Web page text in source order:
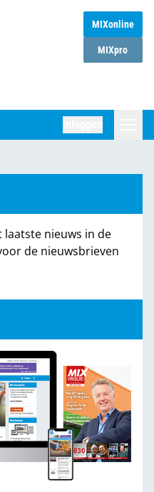
MIXonline
MIXpro
nieuws in de
de nieuwsbrieven